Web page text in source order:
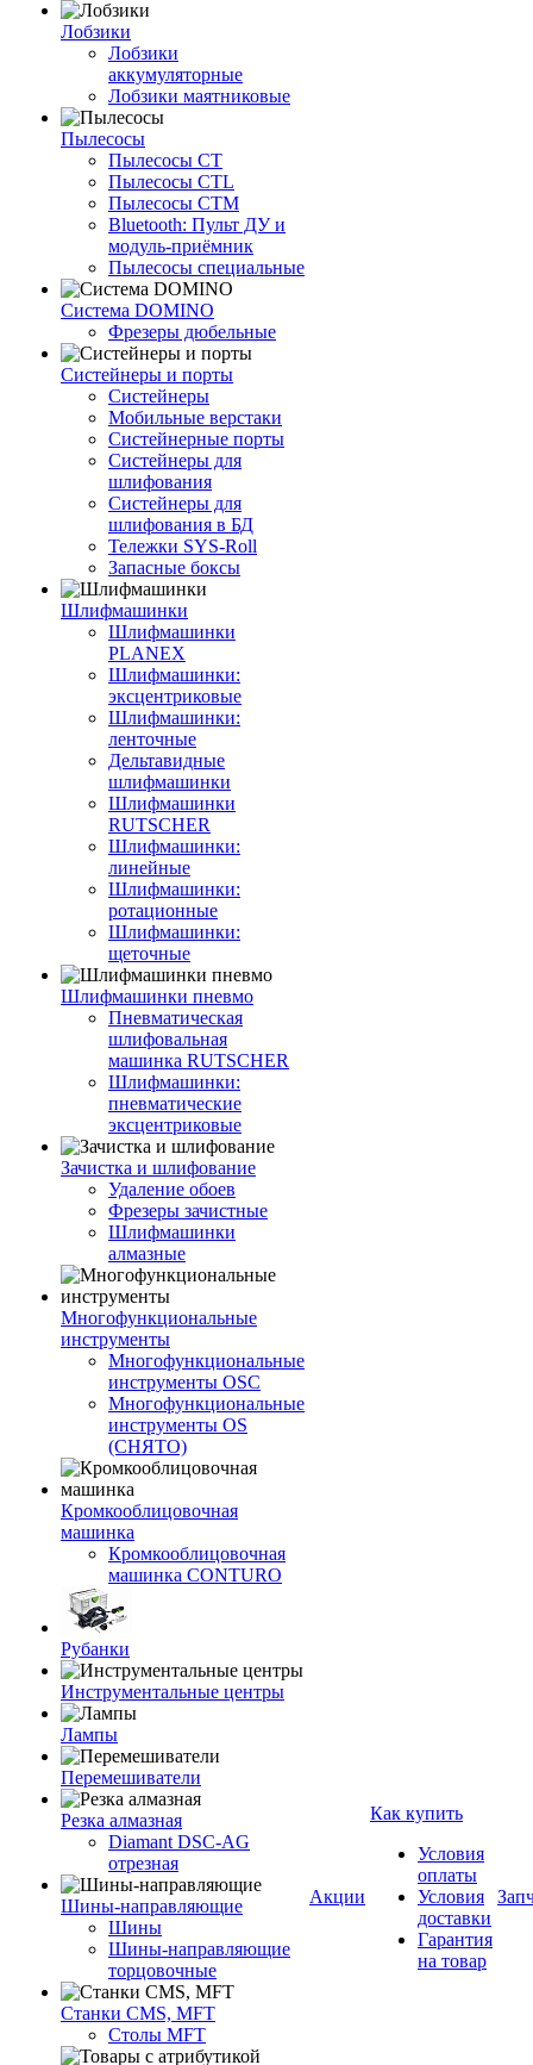
Лобзики
Лобзики
аккумуляторные
Лобзики маятниковые
Пылесосы
Пылесосы CT
Пылесосы CTL
Пылесосы CTM
Bluetooth: Пульт ДУ и
модуль-приёмник
Пылесосы специальные
Система DOMINO
Фрезеры дюбельные
Систейнеры и порты
Систейнеры
Мобильные верстаки
Систейнерные порты
Систейнеры для
шлифования
Систейнеры для
шлифования в БД
Тележки SYS-Roll
Запасные боксы
Шлифмашинки
Шлифмашинки
PLANEX
Шлифмашинки:
эксцентриковые
Шлифмашинки:
ленточные
Дельтавидные
шлифмашинки
Шлифмашинки
RUTSCHER
Шлифмашинки:
линейные
Шлифмашинки:
ротационные
Шлифмашинки:
щеточные
Шлифмашинки пневмо
Пневматическая
шлифовальная
машинка RUTSCHER
Шлифмашинки:
пневматические
эксцентриковые
Зачистка и шлифование
Удаление обоев
Фрезеры зачистные
Шлифмашинки
алмазные
Многофункциональные
инструменты
Многофункциональные
инструменты OSC
Многофункциональные
инструменты OS
(СНЯТО)
Кромкооблицовочная
машинка
Кромкооблицовочная
машинка CONTURO
Рубанки
Инструментальные центры
Лампы
Перемешиватели
Резка алмазная
Diamant DSC-AG
отрезная
Шины-направляющие
Шины
Шины-направляющие
торцовочные
Станки CMS, MFT
Столы MFT
Акции
Как купить
Условия
оплаты
Условия
доставки
Гарантия
на товар